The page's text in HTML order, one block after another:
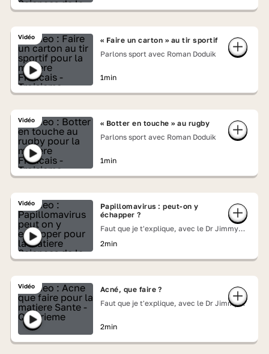
Vidéo
« Faire un carton » au tir sportif
Parlons sport avec Roman Doduik
1min
Vidéo
« Botter en touche » au rugby
Parlons sport avec Roman Doduik
1min
Vidéo
Papillomavirus : peut-on y
échapper ?
Faut que je t'explique, avec le Dr Jimmy
2min
Vidéo
Acné, que faire ?
Faut que je t'explique, avec le Dr Jimmy
2min